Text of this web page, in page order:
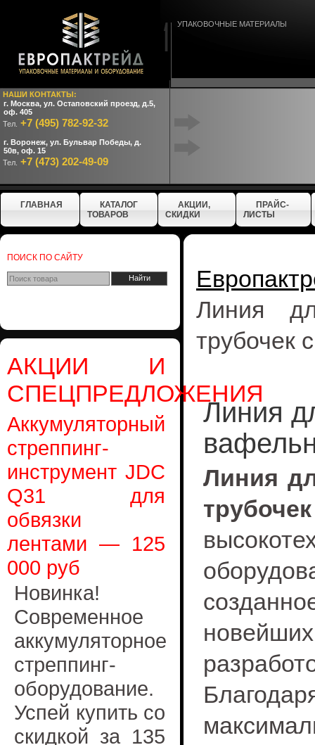
НАШИ КОНТАКТЫ:
г. Москва, ул. Остаповский проезд, д.5,
оф. 405
Тел. +7 (495) 782-92-32
г. Воронеж, ул. Бульвар Победы, д.
50в, оф. 15
Тел. +7 (473) 202-49-09
УПАКОВОЧНЫЕ МАТЕРИАЛЫ
ГЛАВНАЯ
КАТАЛОГ
ТОВАРОВ
АКЦИИ,
СКИДКИ
ПРАЙС-
ЛИСТЫ
ПОИСК ПО САЙТУ
АКЦИИ И
СПЕЦПРЕДЛОЖЕНИЯ
Аккумуляторный
стреппинг-
инструмент JDC
Q31 для
обвязки
лентами — 125
000 руб
Новинка!
Современное
аккумуляторное
стреппинг-
оборудование.
Успей купить со
скидкой за 135
Линия
трубочек
Линия
Линия
новейших